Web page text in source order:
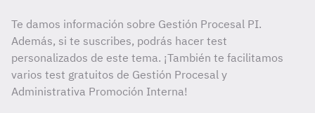
Te damos información sobre Gestión Procesal PI.
Además, si te suscribes, podrás hacer test
personalizados de este tema. ¡También te facilitamos
varios test gratuitos de Gestión Procesal y
Administrativa Promoción Interna!